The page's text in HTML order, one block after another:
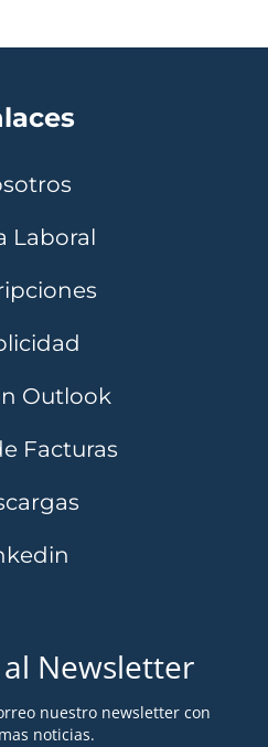
Laboral
Outlook
Facturas
Newsletter
nuestro newsletter con
noticias.